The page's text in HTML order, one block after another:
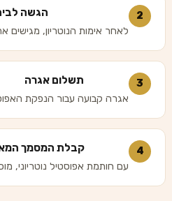
2
הגשה
לאחר אימות הנוטריון,
3
תשלום אגרה
אגרה קבועה עבור הנפקת
4
קבלת המסמך
עם חותמת אפוסטיל נוטריוני,